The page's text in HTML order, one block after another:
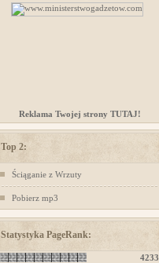
Reklama Twojej strony TUTAJ!
Top 2:
Ściąganie z Wrzuty
Pobierz mp3
Statystyka PageRank:
4233